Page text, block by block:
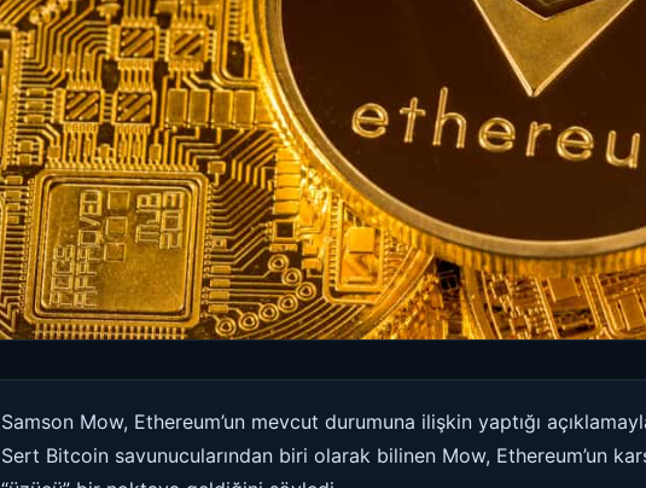
Samson Mow, Ethereum’un mevcut durumuna ilişkin yaptığı
Sert Bitcoin savunucularından biri olarak bilinen Mow, Ethereum’un